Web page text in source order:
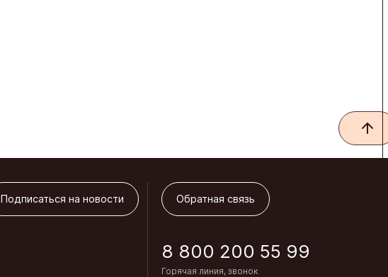
Подписаться на новости
Обратная связь
8 800 200 55 99
Горячая линия, звонок